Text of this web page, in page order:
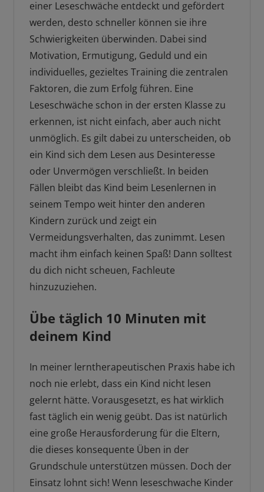
einer Leseschwäche entdeckt und gefördert
werden, desto schneller können sie ihre
Schwierigkeiten überwinden. Dabei sind
Motivation, Ermutigung, Geduld und ein
individuelles, gezieltes Training die zentralen
Faktoren, die zum Erfolg führen. Eine
Leseschwäche schon in der ersten Klasse zu
erkennen, ist nicht einfach, aber auch nicht
unmöglich. Es gilt dabei zu unterscheiden, ob
ein Kind sich dem Lesen aus Desinteresse
oder Unvermögen verschließt. In beiden
Fällen bleibt das Kind beim Lesenlernen in
seinem Tempo weit hinter den anderen
Kindern zurück und zeigt ein
Vermeidungsverhalten, das zunimmt. Lesen
macht ihm einfach keinen Spaß! Dann solltest
du dich nicht scheuen, Fachleute
hinzuzuziehen.
Übe täglich 10 Minuten mit
deinem Kind
In meiner lerntherapeutischen Praxis habe ich
noch nie erlebt, dass ein Kind nicht lesen
gelernt hätte. Vorausgesetzt, es hat wirklich
fast täglich ein wenig geübt. Das ist natürlich
eine große Herausforderung für die Eltern,
die dieses konsequente Üben in der
Grundschule unterstützen müssen. Doch der
Einsatz lohnt sich! Wenn leseschwache Kinder